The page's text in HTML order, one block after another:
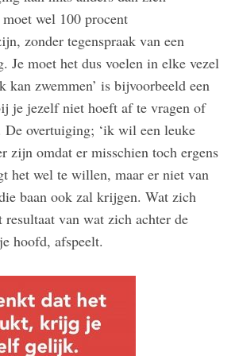
wel 100 procent
zonder tegenspraak van een
Je moet het dus voelen in elke vezel
kan zwemmen’ is bijvoorbeeld een
je jezelf niet hoeft af te vragen of
De overtuiging; ‘ik wil een leuke
zijn omdat er misschien toch ergens
het wel te willen, maar er niet van
baan ook zal krijgen. Wat zich
resultaat van wat zich achter de
hoofd, afspeelt.